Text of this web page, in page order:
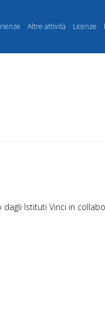
Altre attività Licenze
Istituti Vinci in